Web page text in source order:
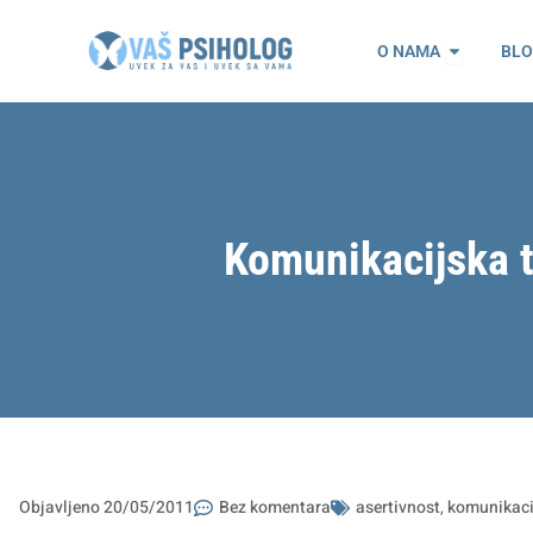
O NAMA Open O
Komunikacijska
Objavljeno20/05/2011 Bez komentara asertivnost,